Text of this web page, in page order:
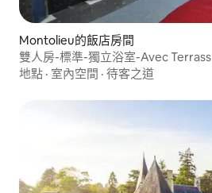
Montolieu的飯店房間
雙人房-標準-獨立浴室-Avec Terrass
地點 · 室內空間 · 待客之道